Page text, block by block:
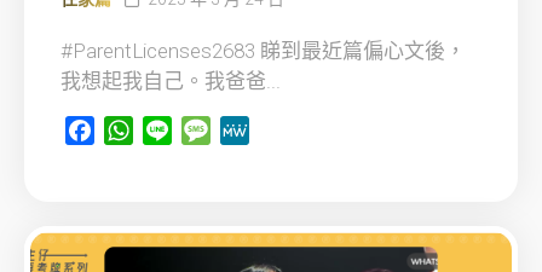
#ParentLicenses2683 睇到最近篇偏心文後，
我想起我自己。我爸爸...
FacebookWhatsApp
Line Message